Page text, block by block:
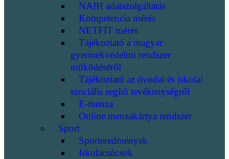
NAIH adatszolgáltatás
Kompetencia mérés
NETFIT mérés
Tájékoztató a magyar
gyermekvédelmi rendszer
működéséről
Tájékoztató az óvodai és iskolai
szociális segítő tevékenységről
E-menza
Online menzakártya rendszer
Sport
Sporteredmények
Iskolacsúcsok